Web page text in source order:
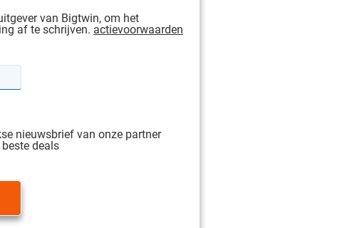
van Bigtwin, om het
af te schrijven. actievoorwaarden
nieuwsbrief van onze partner
deals